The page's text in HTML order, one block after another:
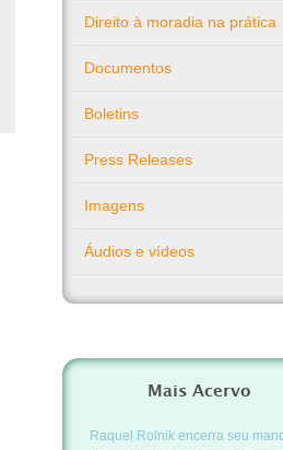
Direito à moradia na prática
Documentos
Boletins
Press Releases
Imagens
Áudios e vídeos
Mais Acervo
Raquel Rolnik encerra seu